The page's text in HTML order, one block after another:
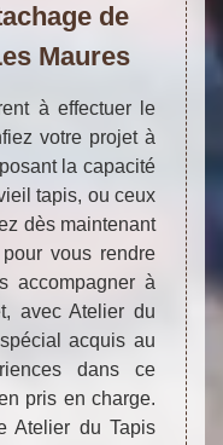
de
Maures
à effectuer le
votre projet à
la capacité
tapis, ou ceux
dès maintenant
vous rendre
accompagner à
avec Atelier du
acquis au
dans ce
pris en charge.
Atelier du Tapis